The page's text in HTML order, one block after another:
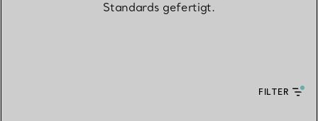
Standards gefertigt.
FILTER